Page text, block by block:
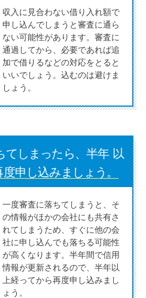
す
ドローンを選ぶべき4つ
徴別一覧
家賃払えない…2ヵ月目に
ないと危険な理由と対
えないが強制退去は避け
収入に見合わない借り入れ額で
申し込んでしまうと審査に通ら
ない可能性があります。審査に
通過してから、必要であれば追
加で借りるなどの対応をとると
いいでしょう。込むのは避けま
しょう。
てしまったら、半年 以
度申し込みましょう。
一度審査に落ちてしまうと、そ
の情報がほかの会社にも共有さ
れてしまうため、すぐに他の会
社に申し込んでも落ちる可能性
が高くなります。半年間で信用
情報が更新されるので、半年以
上経ってから再度申し込みまし
ょう。